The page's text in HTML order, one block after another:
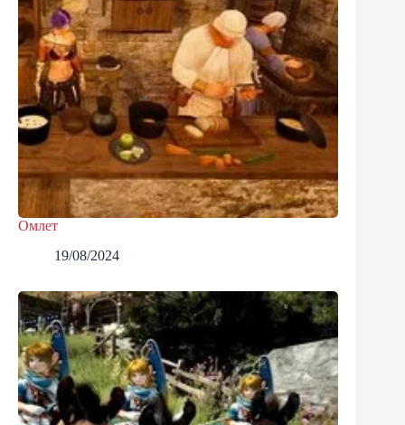
Омлет
19/08/2024